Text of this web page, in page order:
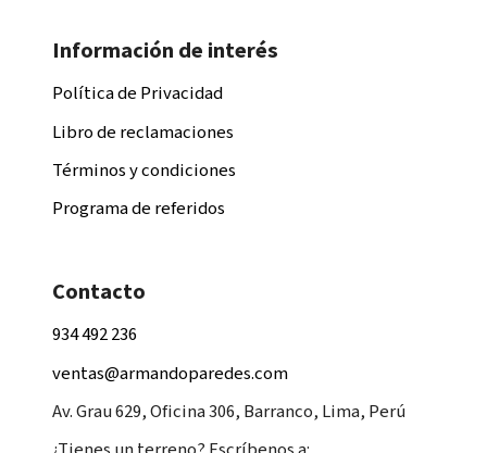
Información de interés
Política de Privacidad
Libro de reclamaciones
Términos y condiciones
Programa de referidos
Contacto
934 492 236
ventas@armandoparedes.com
Av. Grau 629, Oficina 306, Barranco, Lima, Perú